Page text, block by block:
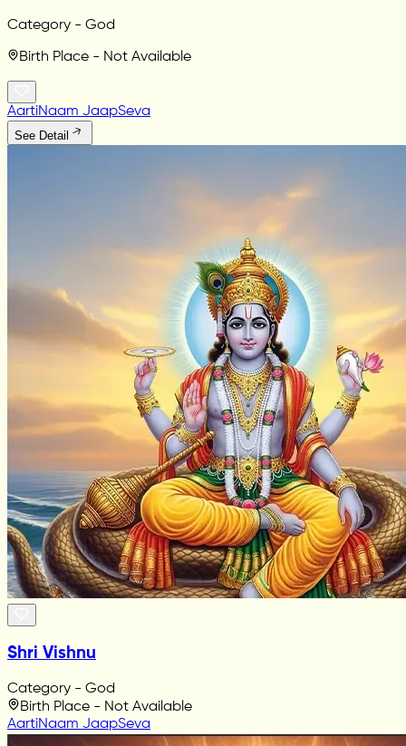
Category - God
Birth Place - Not Available
AartiNaam JaapSeva
See Detail
Shri Vishnu
Category - God
Birth Place - Not Available
AartiNaam JaapSeva